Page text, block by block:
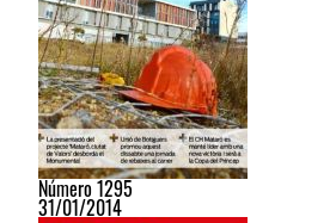
Número 1295
31/01/2014